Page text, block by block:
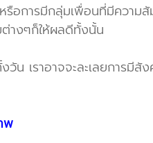
รือการมีกลุ่มเพื่อนที่มีควา
างๆก็ให้ผลดีทั้งนั้น
วัน เราอาจจะละเลยการ
พ